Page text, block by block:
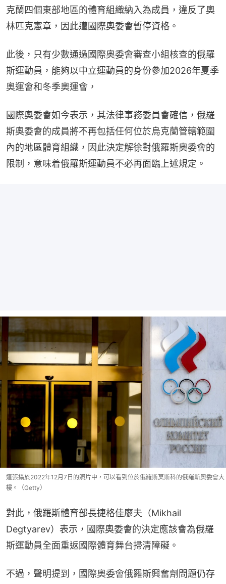
克蘭四個東部地區的體育組織納入為成員，違反了奧
林匹克憲章，因此遭國際奧委會暫停資格。
此後，只有少數通過國際奧委會審查小組核查的俄羅
斯運動員，能夠以中立運動員的身份參加2026年夏季
奧運會和冬季奧運會，
國際奧委會如今表示，其法律事務委員會確信，俄羅
斯奧委會的成員將不再包括任何位於烏克蘭管轄範圍
內的地區體育組織，因此決定解徐對俄羅斯奧委會的
限制，意味着俄羅斯運動員不必再面臨上述規定。
這張攝於2022年12月7日的照片中，可以看到位於俄羅斯莫斯科的俄羅斯奧委會大
樓。（Getty）
對此，俄羅斯體育部長捷格佳廖夫（Mikhail
Degtyarev）表示，國際奧委會的決定應該會為俄羅
斯運動員全面重返國際體育舞台掃清障礙。
不過，聲明提到，國際奧委會俄羅斯興奮劑問題仍存